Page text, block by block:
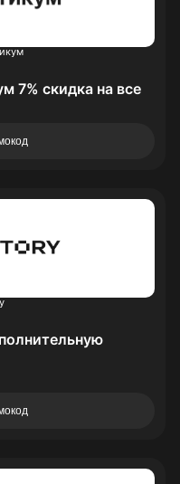
7% скидка на все